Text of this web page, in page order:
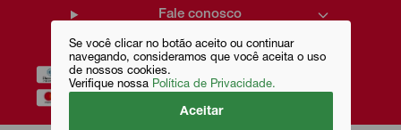
Se você clicar no botão aceito ou continuar
navegando, consideramos que você aceita o uso
de nossos cookies.
Verifique nossa Política de Privacidade.
Aceitar
Fale conosco